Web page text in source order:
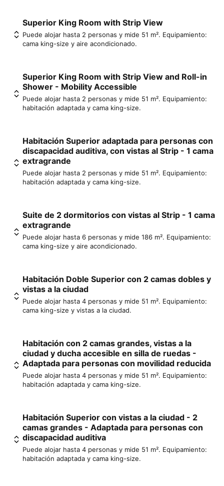
Superior King Room with Strip View
Puede alojar hasta 2 personas y mide 51 m². Equipamiento:
cama king-size y aire acondicionado.
Superior King Room with Strip View and Roll-in
Shower - Mobility Accessible
Puede alojar hasta 2 personas y mide 51 m². Equipamiento:
habitación adaptada y cama king-size.
Habitación Superior adaptada para personas con
discapacidad auditiva, con vistas al Strip - 1 cama
extragrande
Puede alojar hasta 2 personas y mide 51 m². Equipamiento:
habitación adaptada y cama king-size.
Suite de 2 dormitorios con vistas al Strip - 1 cama
extragrande
Puede alojar hasta 6 personas y mide 186 m². Equipamiento:
cama king-size y aire acondicionado.
Habitación Doble Superior con 2 camas dobles y
vistas a la ciudad
Puede alojar hasta 4 personas y mide 51 m². Equipamiento:
cama king-size y vistas a la ciudad.
Habitación con 2 camas grandes, vistas a la
ciudad y ducha accesible en silla de ruedas -
Adaptada para personas con movilidad reducida
Puede alojar hasta 4 personas y mide 51 m². Equipamiento:
habitación adaptada y cama king-size.
Habitación Superior con vistas a la ciudad - 2
camas grandes - Adaptada para personas con
discapacidad auditiva
Puede alojar hasta 4 personas y mide 51 m². Equipamiento:
habitación adaptada y cama king-size.